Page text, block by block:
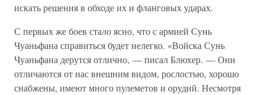
искать решения в обходе их и фланговых ударах.
С первых же боев стало ясно, что с армией Сунь
Чуаньфана справиться будет нелегко. «Войска Сунь
Чуаньфана дерутся отлично, — писал Блюхер. — Они
отличаются от нас внешним видом, рослостью, хорошо
снабжены, имеют много пулеметов и орудий. Несмотря